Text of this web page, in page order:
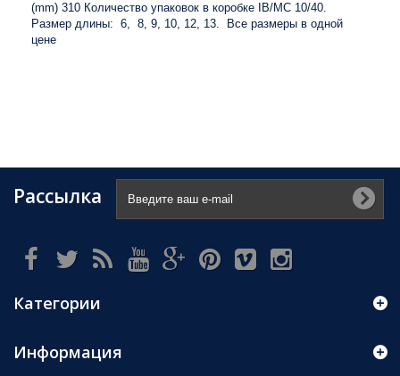
(mm) 310 Количество упаковок в коробке IB/MC 10/40.
Размер длины: 6, 8, 9, 10, 12, 13. Все размеры в одной
цене
Рассылка
Категории
Информация